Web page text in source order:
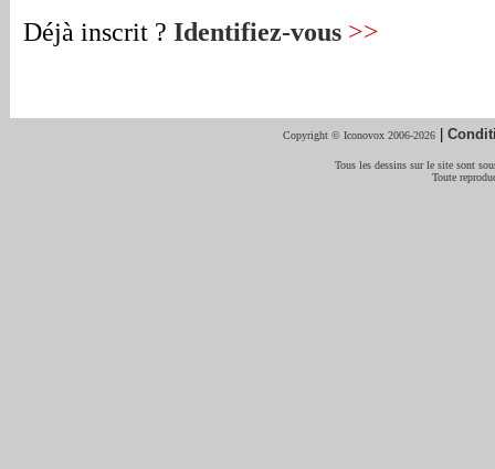
Déjà inscrit ? Identifiez-vous >>
Copyright © Iconovox 2006-2026 |
Tous les dessins sur le site sont
Toute